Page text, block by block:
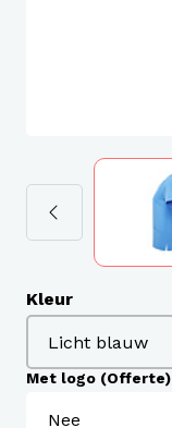
Kleur
Met logo (Offerte)